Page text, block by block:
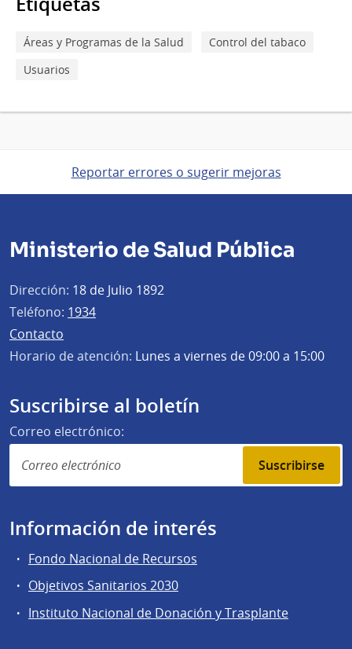
Áreas y Programas de la Salud
Control del tabaco
Usuarios
Reportar errores o sugerir mejoras
Ministerio de Salud Pública
Dirección: 18 de Julio 1892
Teléfono: 1934
Contacto
Horario de atención: Lunes a viernes de 09:00 a 15:00
Suscribirse al boletín
Correo electrónico:
Suscribirse
Información de interés
Fondo Nacional de Recursos
Objetivos Sanitarios 2030
Instituto Nacional de Donación y Trasplante